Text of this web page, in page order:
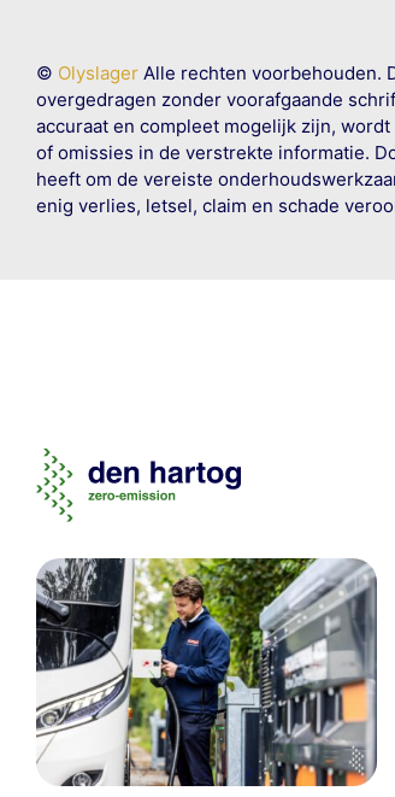
© OlyslagerAlle rechten voorbehouden.
overgedragen zonder voorafgaande
accuraat en compleet mogelijk zijn,
of omissies in de verstrekte informatie.
heeft om de vereiste
enig verlies, letsel, claim en schade